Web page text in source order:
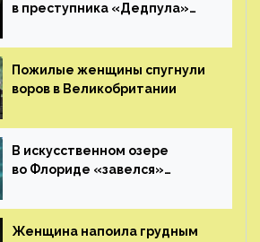
в преступника «Дедпула»
ему жизнь
Пожилые женщины спугнули
воров в Великобритании
В искусственном озере
во Флориде «завелся»
Женщина напоила грудным